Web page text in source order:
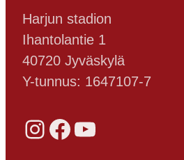
Harjun stadion
Ihantolantie 1
40720 Jyväskylä
Y-tunnus: 1647107-7
Instagram Facebook YouTube